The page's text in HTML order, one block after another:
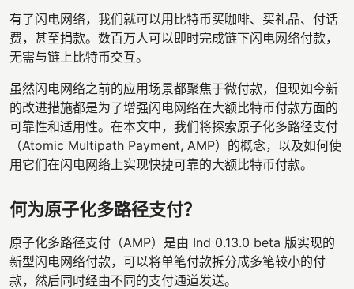
有了闪电网络，我们就可以用比特币买咖啡、买礼品、付话
费，甚至捐款。数百万人可以即时完成链下闪电网络付款，
无需与链上比特币交互。
虽然闪电网络之前的应用场景都聚焦于微付款，但现如今新
的改进措施都是为了增强闪电网络在大额比特币付款方面的
可靠性和适用性。在本文中，我们将探索原子化多路径支付
（Atomic Multipath Payment, AMP）的概念，以及如何使
用它们在闪电网络上实现快捷可靠的大额比特币付款。
何为原子化多路径支付？
原子化多路径支付（AMP）是由 Ind 0.13.0 beta 版实现的
新型闪电网络付款，可以将单笔付款拆分成多笔较小的付
款，然后同时经由不同的支付通道发送。